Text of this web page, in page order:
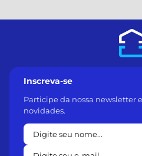
Inscreva-se
Participe da nossa newsletter
novidades.